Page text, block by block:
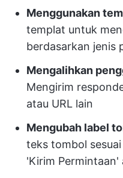
Menggunakan
templat untuk
berdasarkan jenis
Mengalihkan
Mengirim
atau URL lain
Mengubah label
teks tombol
'Kirim Permintaan'